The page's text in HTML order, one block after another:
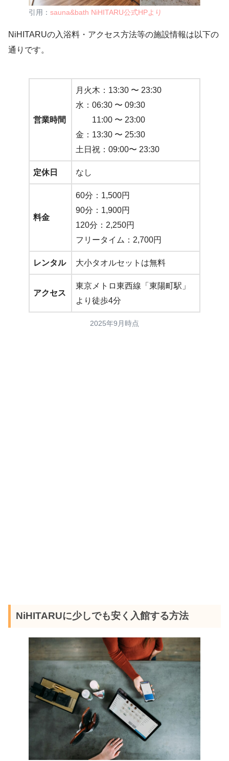
引用： sauna&bath NiHITARU公式HPより
NiHITARUの入浴料・アクセス方法等の施設情報は以下の
通りです。
営業時間
月火木：13:30 〜 23:30
水：06:30 〜 09:30
11:00 〜 23:00
金：13:30 〜 25:30
土日祝：09:00〜 23:30
定休日 なし
料金
60分：1,500円
90分：1,900円
120分：2,250円
フリータイム：2,700円
レンタル 大小タオルセットは無料
アクセス
東京メトロ東西線「東陽町駅」
より徒歩4分
2025年9月時点
NiHITARUに少しでも安く入館する方法